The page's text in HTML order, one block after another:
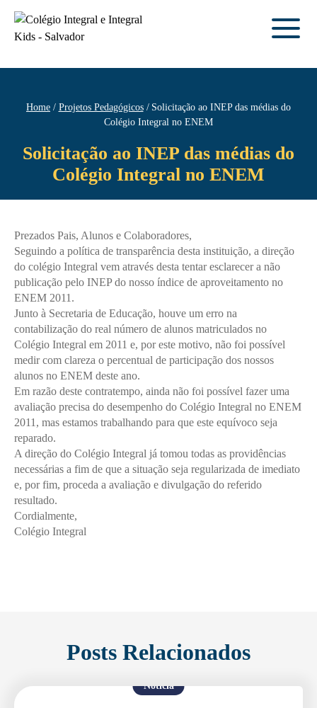
Home Projetos Pedagógicos
Solicitação ao INEP das médias do
Colégio Integral no ENEM
Solicitação ao INEP das médias do
Colégio Integral no ENEM
Prezados Pais, Alunos e Colaboradores,
Seguindo a política de transparência desta instituição, a direção
do colégio Integral vem através desta tentar esclarecer a não
publicação pelo INEP do nosso índice de aproveitamento no
ENEM 2011.
Junto à Secretaria de Educação, houve um erro na
contabilização do real número de alunos matriculados no
Colégio Integral em 2011 e, por este motivo, não foi possível
medir com clareza o percentual de participação dos nossos
alunos no ENEM deste ano.
Em razão deste contratempo, ainda não foi possível fazer uma
avaliação precisa do desempenho do Colégio Integral no ENEM
2011, mas estamos trabalhando para que este equívoco seja
reparado.
A direção do Colégio Integral já tomou todas as providências
necessárias a fim de que a situação seja regularizada de imediato
e, por fim, proceda a avaliação e divulgação do referido
resultado.
Cordialmente,
Colégio Integral
Posts Relacionados
Notícia